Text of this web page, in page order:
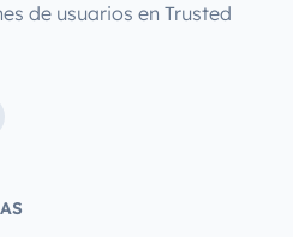
de usuarios en Trusted